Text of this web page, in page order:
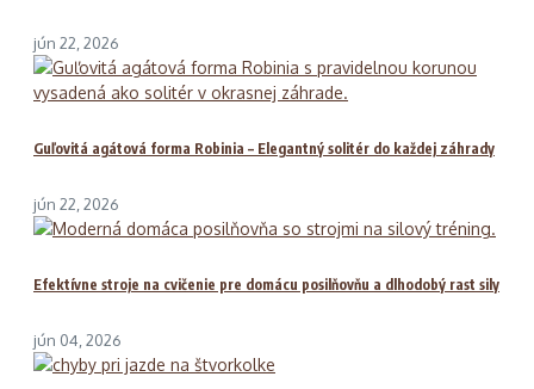
jún 22, 2026
Guľovitá agátová forma Robinia – Elegantný solitér do každej záhrady
jún 22, 2026
Efektívne stroje na cvičenie pre domácu posilňovňu a dlhodobý rast sily
jún 04, 2026